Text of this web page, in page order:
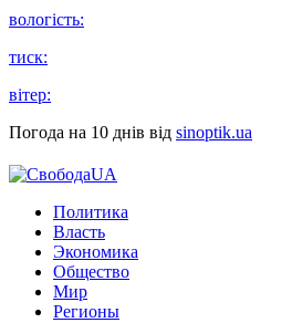
вологість:
тиск:
вітер:
Погода на 10 днів від sinoptik.ua
Политика
Власть
Экономика
Общество
Мир
Регионы